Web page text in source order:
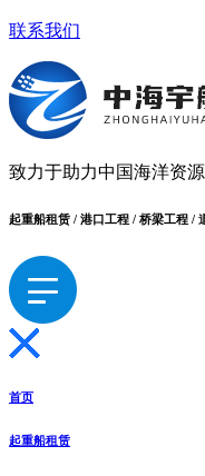
联系我们
致力于助力中国海洋资
起重船租赁 / 港口工程 / 桥梁工程 /
首页
起重船租赁